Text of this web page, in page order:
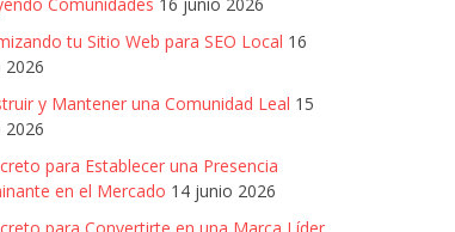
tu Sitio Web para SEO Local 16
2026
y Mantener una Comunidad Leal 15
2026
para Establecer una Presencia
en el Mercado 14 junio 2026